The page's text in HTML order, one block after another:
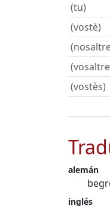
(tu)
(vostè)
(vostès)
alemán
inglés